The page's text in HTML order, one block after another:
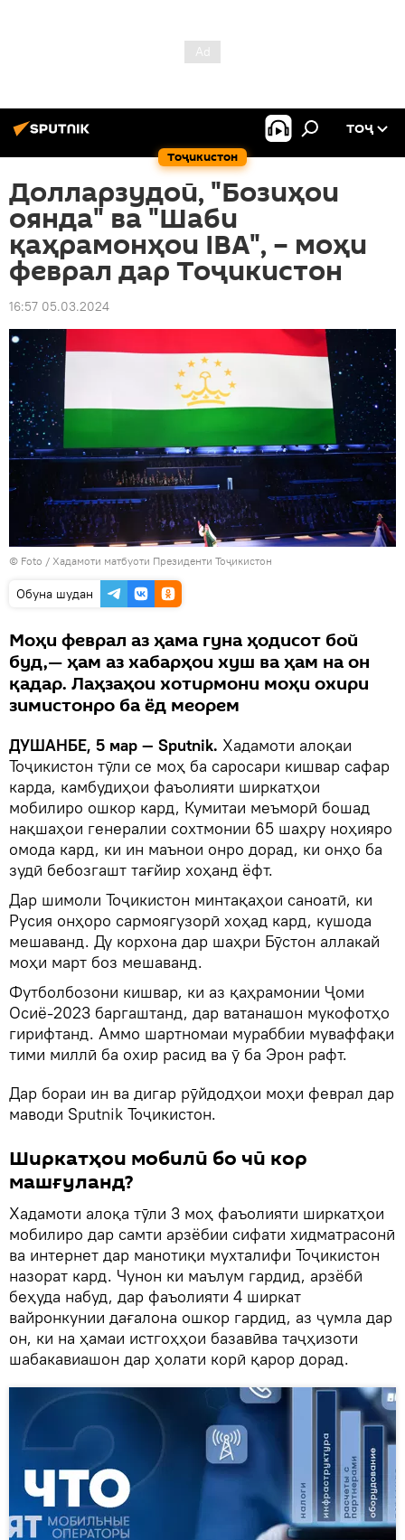
Тоҷикистон
ТОҶ
Долларзудоӣ, "Бозиҳои
оянда" ва "Шаби
қаҳрамонҳои IBA", – моҳи
феврал дар Тоҷикистон
16:57 05.03.2024
© Foto / Хадамоти матбуоти Президенти Тоҷикистон
Обуна шудан
Моҳи феврал аз ҳама гуна ҳодисот бой
буд,— ҳам аз хабарҳои хуш ва ҳам на он
қадар. Лаҳзаҳои хотирмони моҳи охири
зимистонро ба ёд меорем
ДУШАНБЕ, 5 мар — Sputnik. Хадамоти алоқаи
Тоҷикистон тӯли се моҳ ба саросари кишвар сафар
карда, камбудиҳои фаъолияти ширкатҳои
мобилиро ошкор кард, Кумитаи меъморӣ бошад
нақшаҳои генералии сохтмонии 65 шаҳру ноҳияро
омода кард, ки ин маънои онро дорад, ки онҳо ба
зудӣ бебозгашт тағйир хоҳанд ёфт.
Дар шимоли Тоҷикистон минтақаҳои саноатӣ, ки
Русия онҳоро сармоягузорӣ хоҳад кард, кушода
мешаванд. Ду корхона дар шаҳри Бӯстон аллакай
моҳи март боз мешаванд.
Футболбозони кишвар, ки аз қаҳрамонии Ҷоми
Осиё-2023 баргаштанд, дар ватанашон мукофотҳо
гирифтанд. Аммо шартномаи мураббии муваффақи
тими миллӣ ба охир расид ва ӯ ба Эрон рафт.
Дар бораи ин ва дигар рӯйдодҳои моҳи феврал дар
маводи Sputnik Тоҷикистон.
Ширкатҳои мобилӣ бо чӣ кор
машғуланд?
Хадамоти алоқа тӯли 3 моҳ фаъолияти ширкатҳои
мобилиро дар самти арзёбии сифати хидматрасонӣ
ва интернет дар манотиқи мухталифи Тоҷикистон
назорат кард. Чунон ки маълум гардид, арзёбӣ
беҳуда набуд, дар фаъолияти 4 ширкат
вайронкунии дағалона ошкор гардид, аз ҷумла дар
он, ки на ҳамаи истгоҳҳои базавӣва таҷҳизоти
шабакавиашон дар ҳолати корӣ қарор дорад.